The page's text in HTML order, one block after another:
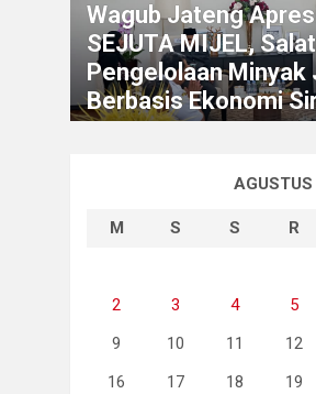
Wagub Jateng
SEJUTA MIJEL,
Pengelolaan Minyak
Berbasis Ekonomi
M S S R
2
3 4 5
9
10 11 12
16
17 18 19